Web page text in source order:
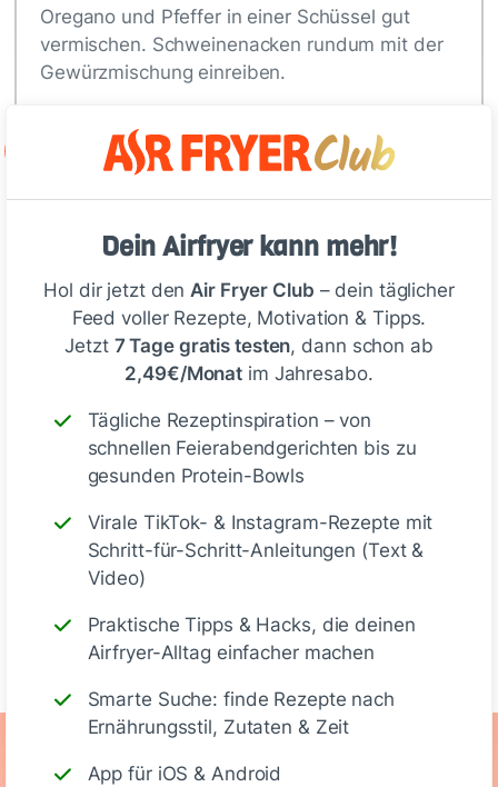
Dein Airfryer kann mehr!
Hol dir jetzt den Air Fryer Club – dein täglicher
Feed voller Rezepte, Motivation & Tipps.
Jetzt 7 Tage gratis testen, dann schon ab
2,49€/Monat im Jahresabo.
Tägliche Rezeptinspiration – von
schnellen Feierabendgerichten bis zu
gesunden Protein-Bowls
Virale TikTok- & Instagram-Rezepte mit
Schritt-für-Schritt-Anleitungen (Text &
Video)
Praktische Tipps & Hacks, die deinen
Airfryer-Alltag einfacher machen
Smarte Suche: finde Rezepte nach
Ernährungsstil, Zutaten & Zeit
App für iOS & Android
Oregano und Pfeffer in einer Schüssel gut
vermischen. Schweinenacken rundum mit der
Gewürzmischung einreiben.
Kein Butcher Paper zur Hand?
Einfach Backpapier verwenden!
Deine Notizen
Schreiben
Ernährungswerte